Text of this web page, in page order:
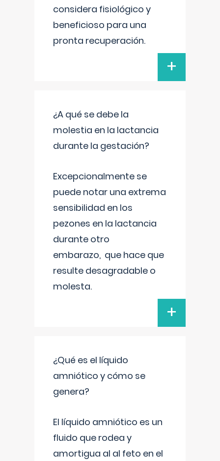
considera fisiológico y
beneficioso para una
pronta recuperación.
+
¿A qué se debe la
molestia en la lactancia
durante la gestación?
Excepcionalmente se
puede notar una extrema
sensibilidad en los
pezones en la lactancia
durante otro
embarazo, que hace que
resulte desagradable o
molesta.
+
¿Qué es el líquido
amniótico y cómo se
genera?
El líquido amniótico es un
fluido que rodea y
amortigua al al feto en el